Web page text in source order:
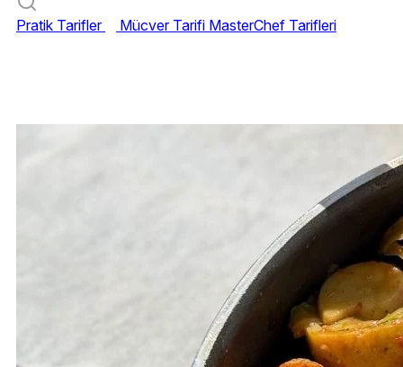
Pratik Tarifler Mücver Tarifi MasterChef Tarifleri